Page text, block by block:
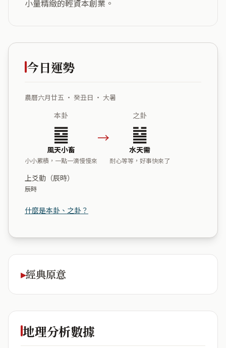
小量精緻的輕資本創業。
今日運勢
農曆六月廿五 ・ 癸丑日 ・ 大暑
本卦
䷈
風天小畜
小小累積，一點一滴慢慢來
→
之卦
䷄
水天需
耐心等等，好事快來了
上爻動（辰時）
辰時
什麼是本卦、之卦？
經典原意
地理分析數據